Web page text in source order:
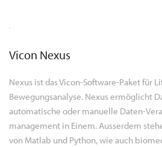
Vicon Nexus
Nexus ist das Vicon-Software-Paket für
Bewegungsanalyse. Nexus ermöglicht
automatische oder manuelle Daten-
management in Einem. Ausserdem
von Matlab und Python, wie auch